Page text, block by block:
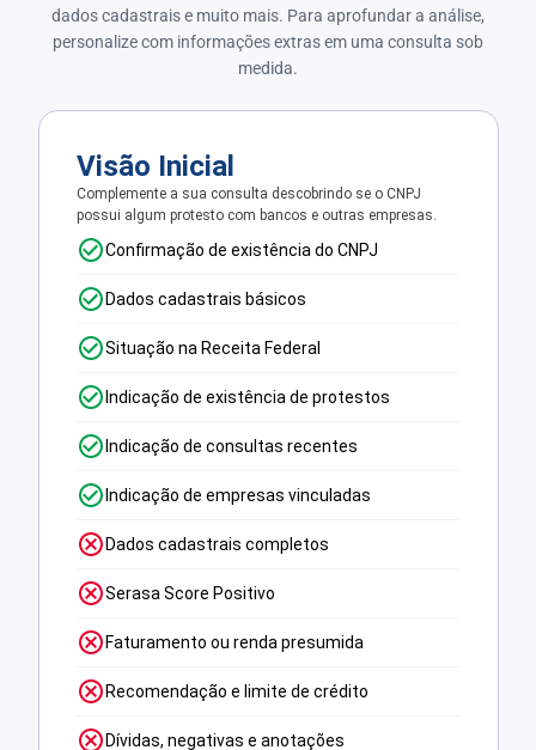
dados cadastrais e muito mais. Para aprofundar a análise,
personalize com informações extras em uma consulta sob
medida.
Visão Inicial
Complemente a sua consulta descobrindo se o CNPJ
possui algum protesto com bancos e outras empresas.
Confirmação de existência do CNPJ
Dados cadastrais básicos
Situação na Receita Federal
Indicação de existência de protestos
Indicação de consultas recentes
Indicação de empresas vinculadas
Dados cadastrais completos
Serasa Score Positivo
Faturamento ou renda presumida
Recomendação e limite de crédito
Dívidas, negativas e anotações